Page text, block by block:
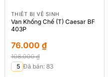
THIẾT BỊ VỆ SINH
Van Khống Chế (T) Caesar BF
403P
108.000₫
Giá
76.000 ₫
Giá
5 Đã bán: 83